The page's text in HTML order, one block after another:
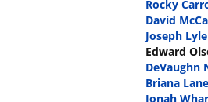
Rocky
David
Joseph
Edward
DeVaughn
Briana Lane
Jonah